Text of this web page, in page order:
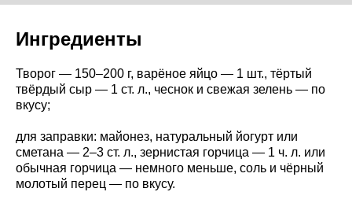
Ингредиенты
Творог — 150–200 г, варёное яйцо — 1 шт., тёртый
твёрдый сыр — 1 ст. л., чеснок и свежая зелень — по
вкусу;
для заправки: майонез, натуральный йогурт или
сметана — 2–3 ст. л., зернистая горчица — 1 ч. л. или
обычная горчица — немного меньше, соль и чёрный
молотый перец — по вкусу.